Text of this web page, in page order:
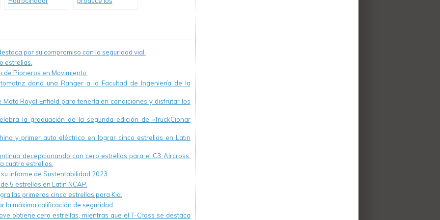
por su compromiso con la seguridad vial.
estrellas.
Pioneros en Movimiento.
dona una Ranger a la Facultad de Ingeniería de la
Royal Enfield para tenerla en condiciones y disfrutar los
la graduación de la segunda edición de «TruckCionar
y primer auto eléctrico en lograr cinco estrellas en Latin
decepcionando con cero estrellas para el C3 Aircross.
cuatro estrellas.
Informe de Sustentabilidad 2023.
5 estrellas en Latin NCAP.
las primeras cinco estrellas para Kia.
la máxima calificación de seguridad.
obtiene cero estrellas, mientras que el T-Cross se destaca